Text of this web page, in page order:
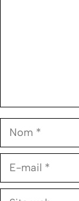
Nom
E-
Site